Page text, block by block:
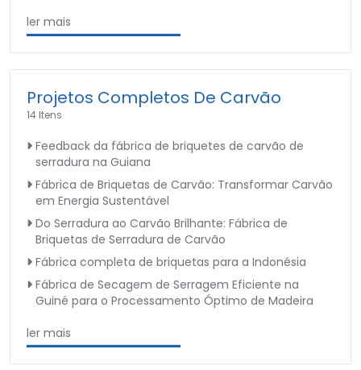
ler mais
Projetos Completos De Carvão
14 Itens
Feedback da fábrica de briquetes de carvão de
serradura na Guiana
Fábrica de Briquetas de Carvão: Transformar Carvão
em Energia Sustentável
Do Serradura ao Carvão Brilhante: Fábrica de
Briquetas de Serradura de Carvão
Fábrica completa de briquetas para a Indonésia
Fábrica de Secagem de Serragem Eficiente na
Guiné para o Processamento Óptimo de Madeira
ler mais